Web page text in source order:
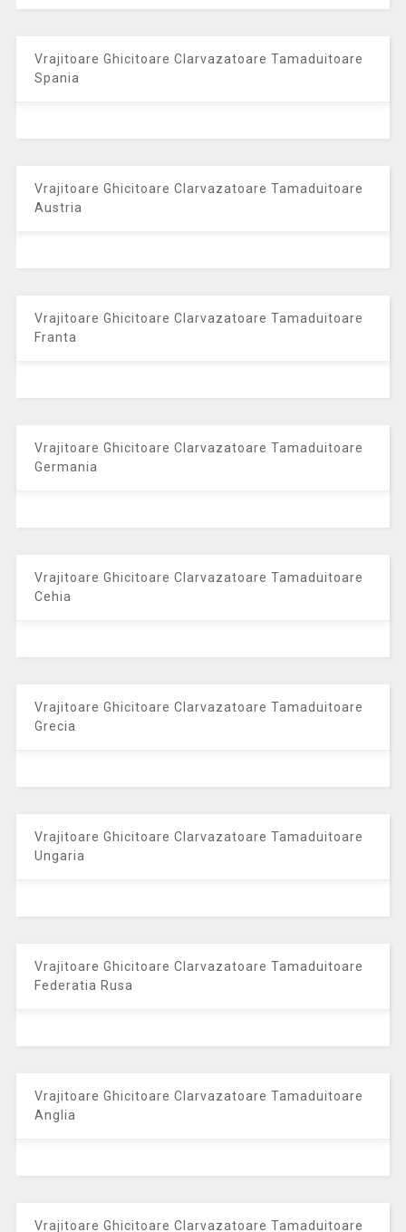
Vrajitoare Ghicitoare Clarvazatoare Tamaduitoare
Spania
Vrajitoare Ghicitoare Clarvazatoare Tamaduitoare
Austria
Vrajitoare Ghicitoare Clarvazatoare Tamaduitoare
Franta
Vrajitoare Ghicitoare Clarvazatoare Tamaduitoare
Germania
Vrajitoare Ghicitoare Clarvazatoare Tamaduitoare
Cehia
Vrajitoare Ghicitoare Clarvazatoare Tamaduitoare
Grecia
Vrajitoare Ghicitoare Clarvazatoare Tamaduitoare
Ungaria
Vrajitoare Ghicitoare Clarvazatoare Tamaduitoare
Federatia Rusa
Vrajitoare Ghicitoare Clarvazatoare Tamaduitoare
Anglia
Vrajitoare Ghicitoare Clarvazatoare Tamaduitoare